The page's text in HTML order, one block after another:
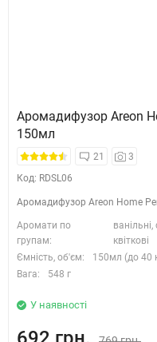
Аромадифузор Areon
150мл
21
3
Код: RDSL06
Аромадифузор Areon Home
Аромати по
групам:
квіткові
Ємність, об'єм:
150мл (до 40
Вага:
548 г
У наявності